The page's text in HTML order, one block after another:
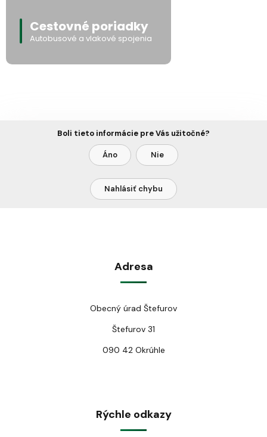
Cestovné poriadky
Autobusové a vlakové spojenia
Boli tieto informácie pre Vás užitočné?
Áno Nie
Nahlásiť chybu
Adresa
Obecný úrad Štefurov
Štefurov 31
090 42 Okrúhle
Rýchle odkazy